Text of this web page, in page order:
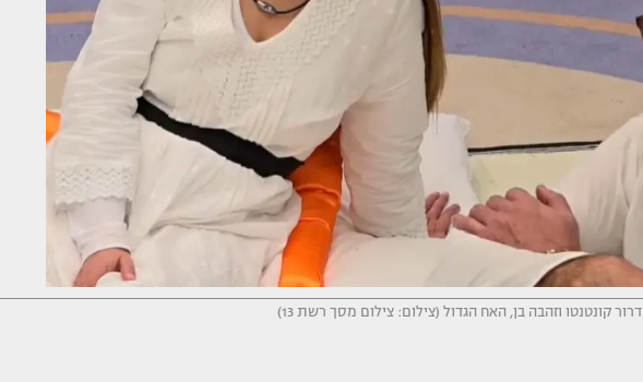
דרור קונטנטו וזהבה בן, האח הגדול (צילום: צילום מסך רשת 13)